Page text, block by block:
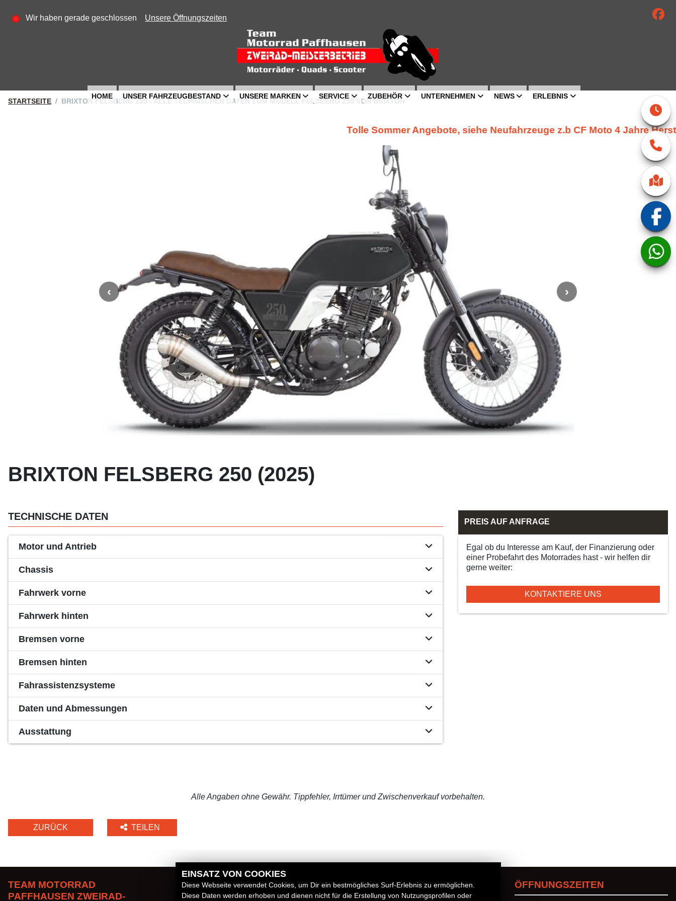
Wir haben gerade geschlossen Unsere Öffnungszeiten
HOME UNSER FAHRZEUGBESTAND UNSERE MARKEN SERVICE ZUBEHÖR UNTERNEHMEN NEWS ERLEBNIS
STARTSEITE BRIXTON FELSBERG 250 - ALLE TECHNISCHEN DATEN ZUM MODELL FELSBERG 250 VON BRIXTON
Tolle Sommer Angebote, siehe Neufahrzeuge z.b CF Moto 4 Jahre
BRIXTON FELSBERG 250 (2025)
TECHNISCHE DATEN
Motor und Antrieb
Chassis
Fahrwerk vorne
Fahrwerk hinten
Bremsen vorne
Bremsen hinten
Fahrassistenzsysteme
Daten und Abmessungen
Ausstattung
PREIS AUF ANFRAGE
Egal ob du Interesse am Kauf, der Finanzierung oder
einer Probefahrt des Motorrades hast - wir helfen dir
gerne weiter:
KONTAKTIERE UNS
Alle Angaben ohne Gewähr. Tippfehler, Irrtümer und Zwischenverkauf vorbehalten.
ZURÜCK TEILEN
TEAM MOTORRAD
PAFFHAUSEN ZWEIRAD-
LINKS RECHTLICHES ÖFFNUNGSZEITEN
EINSATZ VON COOKIES
Diese Webseite verwendet Cookies, um Dir ein bestmögliches Surf-Erlebnis zu ermöglichen.
Diese Daten werden erhoben und dienen nicht für die Erstellung von Nutzungsprofilen oder